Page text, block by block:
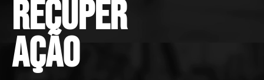
recuper
ação